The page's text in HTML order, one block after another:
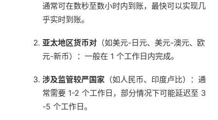
通常可在数秒至数小时内到账，最快可以实现几
乎实时到账。
亚太地区货币对 （如美元-日元、美元-澳元、欧
元-新币）：一般在 1 个工作日内完成。
涉及监管较严国家 （如人民币、印度卢比）：通
常需要 1-2 个工作日，部分情况下可能延迟至 3
-5 个工作日。